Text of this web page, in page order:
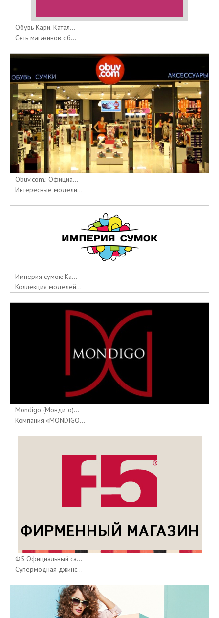
Обувь Кари. Катал...
Сеть магазинов об...
Obuv.com.: Официа...
Интересные модели...
Империя сумок: Ка...
Коллекция моделей...
Mondigo (Мондиго)...
Компания «MONDIGO...
Ф5 Официальный са...
Супермодная джинс...